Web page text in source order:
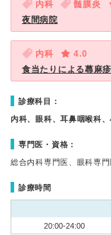
内科 髄膜炎
夜間病院
内科
4.0
食当たりによる蕁麻疹
診療科目：
内科、眼科、耳鼻咽喉科
専門医・資格：
総合内科専門医、眼科専
診療時間
20:00-24:00